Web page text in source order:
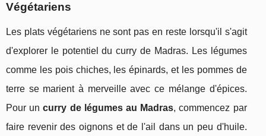
Végétariens
Les plats végétariens ne sont pas en reste lorsqu'il s'agit
d'explorer le potentiel du curry de Madras. Les légumes
comme les pois chiches, les épinards, et les pommes de
terre se marient à merveille avec ce mélange d'épices.
Pour uncurry de légumes au Madras, commencez par
faire revenir des oignons et de l'ail dans un peu d'huile.